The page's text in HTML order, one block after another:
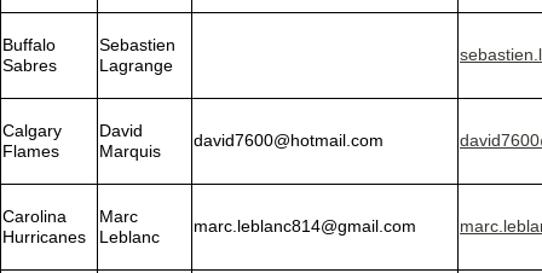
Buffalo
Sabres
Sebastien
Lagrange
Calgary
Flames
David
Marquis
david7600@hotmail.com
Carolina
Hurricanes
Marc
Leblanc
marc.leblanc814@gmail.com